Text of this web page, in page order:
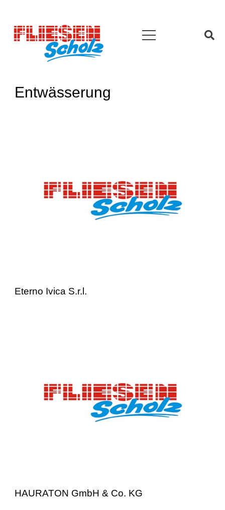
Entwässerung
Eterno Ivica S.r.l.
HAURATON GmbH & Co. KG